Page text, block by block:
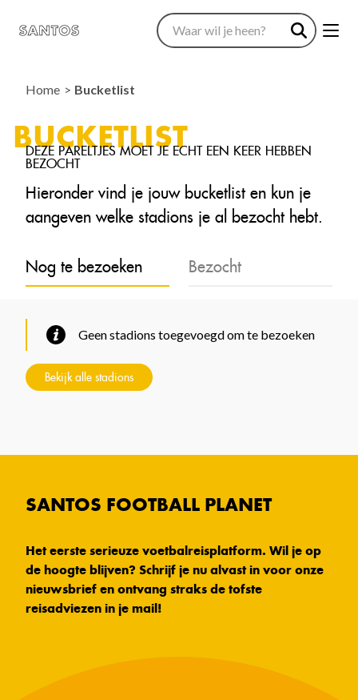
Home Bucketlist
BUCKETLIST
Hieronder vind je jouw bucketlist en kun je
aangeven welke stadions je al bezocht hebt.
Nog te bezoeken Bezocht
Geen stadions toegevoegd om te bezoeken
Bekijk alle stadions
SANTOS FOOTBALL PLANET
Het eerste serieuze voetbalreisplatform. Wil je op
de hoogte blijven? Schrijf je nu alvast in voor onze
nieuwsbrief en ontvang straks de tofste
reisadviezen in je mail!